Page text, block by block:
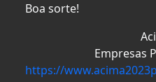
Boa sorte!
Empresas
https://